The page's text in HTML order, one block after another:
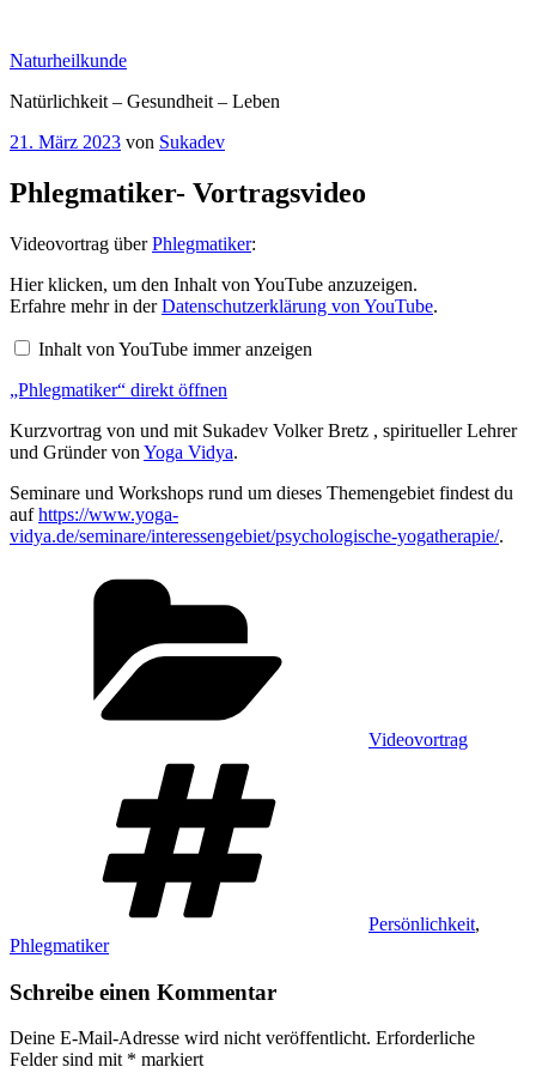
springen
Naturheilkunde
Natürlichkeit – Gesundheit – Leben
Veröffentlicht
21. März 2023 von Sukadev
Phlegmatiker- Vortragsvideo
Videovortrag überPhlegmatiker:
„Phlegmatiker“
von
YouTube
Hier klicken, um den Inhalt von YouTube anzuzeigen.
Erfahre mehr in derDatenschutzerklärung von YouTube.
Inhalt von YouTube immer anzeigen
„Phlegmatiker“ direkt öffnen
Kurzvortrag von und mit Sukadev Volker Bretz , spiritueller Lehrer
und Gründer von Yoga Vidya.
Seminare und Workshops rund um dieses Themengebiet findest du
aufhttps://www.yoga-
vidya.de/seminare/interessengebiet/psychologische-yogatherapie/.
Videovortrag
Persönlichkeit,
Phlegmatiker
Schreibe einen Kommentar
Deine E-Mail-Adresse wird nicht veröffentlicht. Erforderliche
Felder sind mit * markiert